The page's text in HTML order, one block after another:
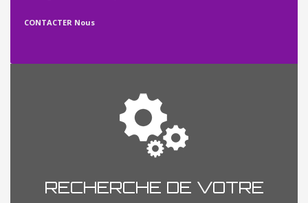
CONTACTER Nous
RECHERCHE DE VOTRE